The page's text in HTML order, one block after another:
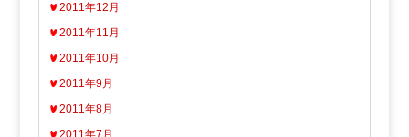
2011年12月
2011年11月
2011年10月
2011年9月
2011年8月
2011年7月